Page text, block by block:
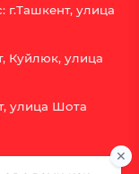
улица
Куйлюк, улица
улица Шота